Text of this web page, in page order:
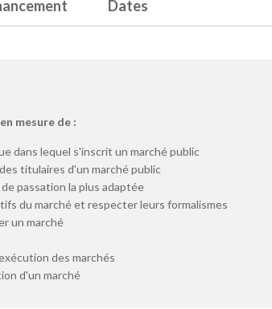
Dates
mesure de :
dans lequel s'inscrit un marché public
titulaires d'un marché public
passation la plus adaptée
du marché et respecter leurs formalismes
un marché
des marchés
d'un marché